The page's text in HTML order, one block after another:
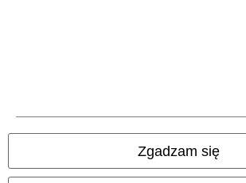
Zgadzam się